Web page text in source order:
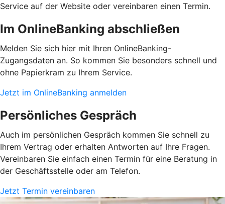
Service auf der Website oder vereinbaren einen Termin.
Im OnlineBanking abschließen
Melden Sie sich hier mit Ihren OnlineBanking-
Zugangsdaten an. So kommen Sie besonders schnell und
ohne Papierkram zu Ihrem Service.
Jetzt im OnlineBanking anmelden
Persönliches Gespräch
Auch im persönlichen Gespräch kommen Sie schnell zu
Ihrem Vertrag oder erhalten Antworten auf Ihre Fragen.
Vereinbaren Sie einfach einen Termin für eine Beratung in
der Geschäftsstelle oder am Telefon.
Jetzt Termin vereinbaren